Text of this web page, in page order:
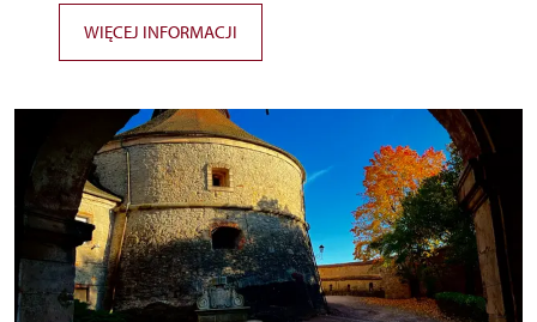
WIĘCEJ INFORMACJI